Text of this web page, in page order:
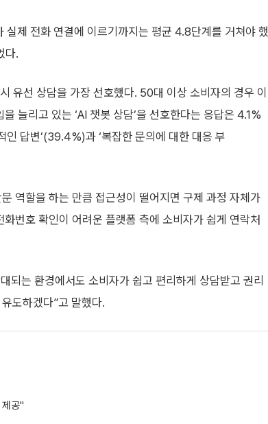
제 전화 연결에 이르기까지는 평균 4.8단계를 거쳐야 했
다.
유선 상담을 가장 선호했다. 50대 이상 소비자의 경우 이
늘리고 있는 ‘AI 챗봇 상담’을 선호한다는 응답은 4.1%
인 답변’(39.4%)과 ‘복잡한 문의에 대한 대응 부
역할을 하는 만큼 접근성이 떨어지면 구제 과정 자체가
번호 확인이 어려운 플랫폼 측에 소비자가 쉽게 연락처
되는 환경에서도 소비자가 쉽고 편리하게 상담받고 권리
도하겠다”고 말했다.
공"